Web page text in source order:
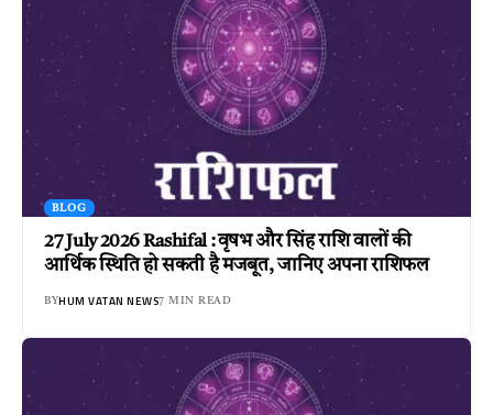
BLOG
27 July 2026 Rashifal : वृषभ और सिंह राशि वालों की
आर्थिक स्थिति हो सकती है मजबूत, जानिए अपना राशिफल
BYHUM VATAN NEWS7 MIN READ